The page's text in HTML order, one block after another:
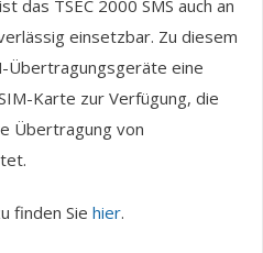
das TSEC 2000 SMS auch an
einsetzbar. Zu diesem
Übertragungsgeräte eine
Karte zur Verfügung, die
Übertragung von
finden Sie hier.